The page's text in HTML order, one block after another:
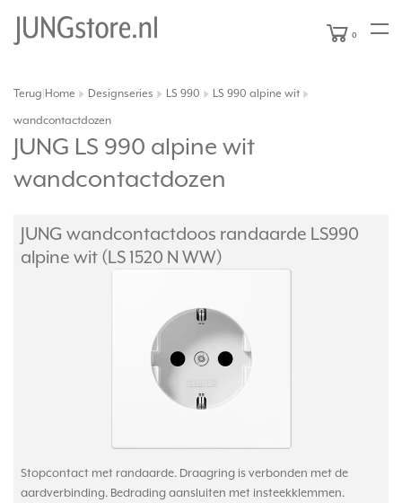
0
Terug Home Designseries LS 990 LS 990 alpine wit
wandcontactdozen
JUNG LS 990 alpine wit
wandcontactdozen
JUNG wandcontactdoos randaarde LS990
alpine wit (LS 1520 N WW)
Stopcontact met randaarde. Draagring is verbonden met de
aardverbinding. Bedrading aansluiten met insteekklemmen.